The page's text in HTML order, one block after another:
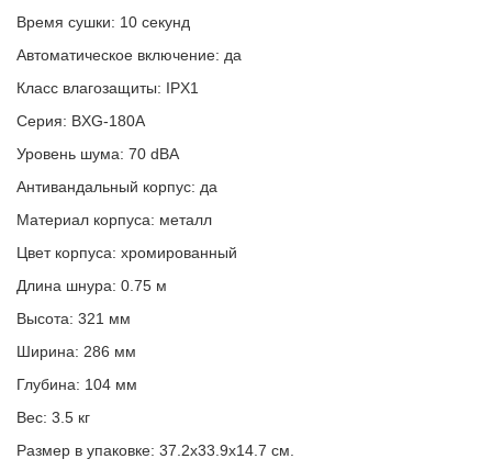
Время сушки: 10 секунд
Автоматическое включение: да
Класс влагозащиты: IPX1
Серия: BXG-180A
Уровень шума: 70 dBA
Антивандальный корпус: да
Материал корпуса: металл
Цвет корпуса: хромированный
Длина шнура: 0.75 м
Высота: 321 мм
Ширина: 286 мм
Глубина: 104 мм
Вес: 3.5 кг
Размер в упаковке: 37.2x33.9x14.7 см.